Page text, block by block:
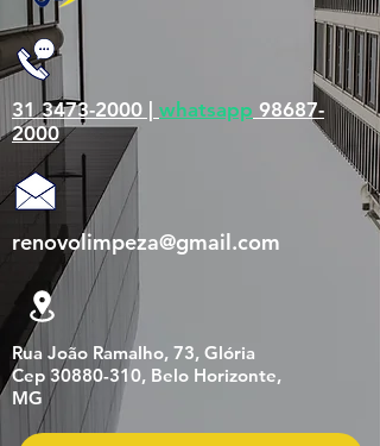
31 3473-2000 | whatsapp 98687-
2000
renovolimpeza@gmail.com
Rua João Ramalho, 73, Glória
Cep 30880-310, Belo Horizonte,
MG